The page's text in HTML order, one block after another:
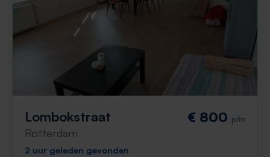
Lombokstraat
Rotterdam
€ 800 p/m
2 uur geleden gevonden